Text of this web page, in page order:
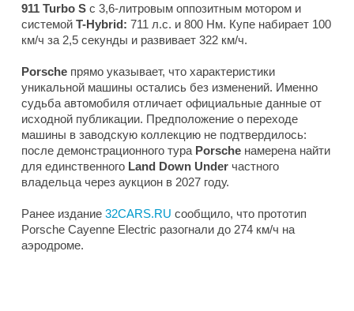
911 Turbo S с 3,6-литровым оппозитным мотором и
системой T-Hybrid: 711 л.с. и 800 Нм. Купе набирает 100
км/ч за 2,5 секунды и развивает 322 км/ч.
Porsche прямо указывает, что характеристики
уникальной машины остались без изменений. Именно
судьба автомобиля отличает официальные данные от
исходной публикации. Предположение о переходе
машины в заводскую коллекцию не подтвердилось:
после демонстрационного тура Porsche намерена найти
для единственного Land Down Under частного
владельца через аукцион в 2027 году.
Ранее издание 32CARS.RU сообщило, что прототип
Porsche Cayenne Electric разогнали до 274 км/ч на
аэродроме.